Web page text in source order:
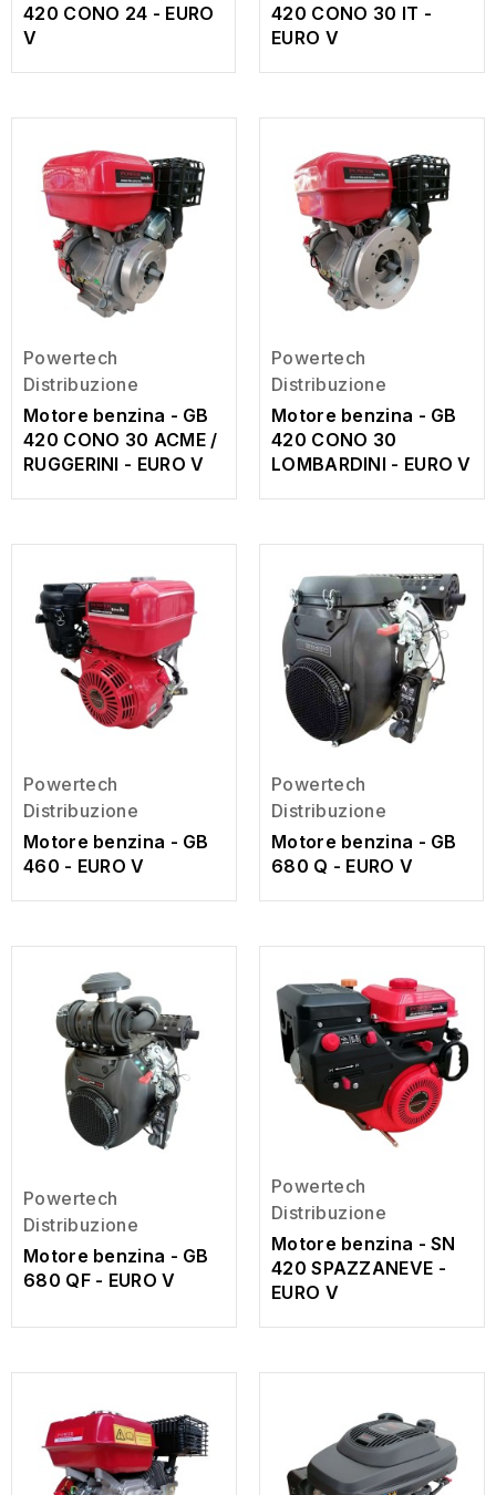
420 CONO 24 - EURO
V
420 CONO 30 IT -
EURO V
Powertech
Distribuzione
Motore benzina - GB
420 CONO 30 ACME /
RUGGERINI - EURO V
Powertech
Distribuzione
Motore benzina - GB
420 CONO 30
LOMBARDINI - EURO V
Powertech
Distribuzione
Motore benzina - GB
460 - EURO V
Powertech
Distribuzione
Motore benzina - GB
680 Q - EURO V
Powertech
Distribuzione
Motore benzina - GB
680 QF - EURO V
Powertech
Distribuzione
Motore benzina - SN
420 SPAZZANEVE -
EURO V